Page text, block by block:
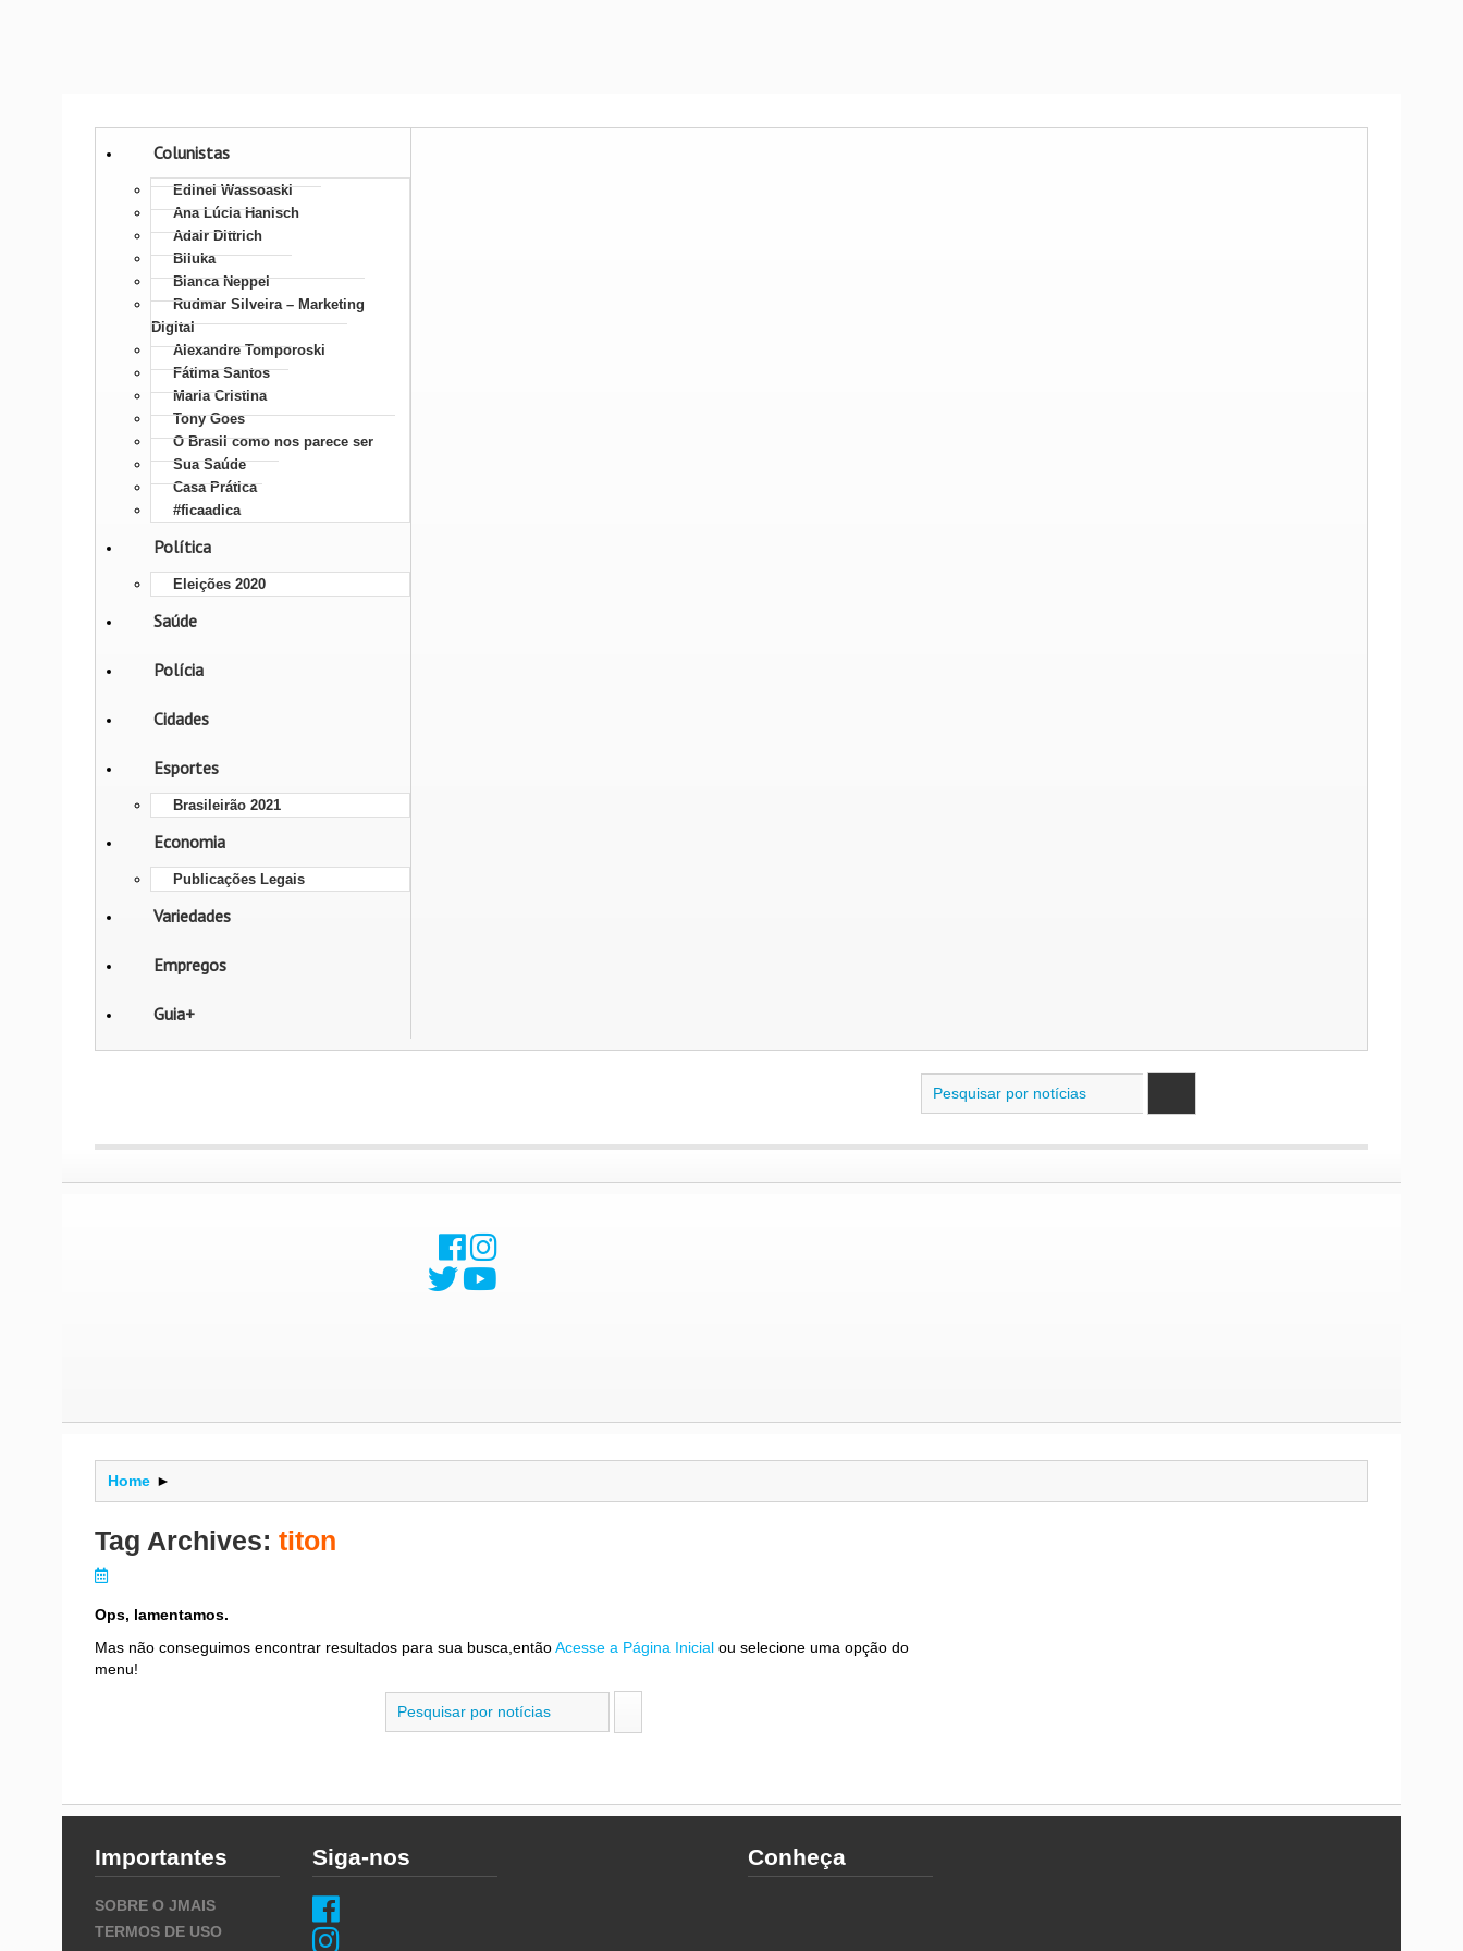
Colunistas
Edinei Wassoaski
Ana Lúcia Hanisch
Adair Dittrich
Biluka
Bianca Neppel
Rudmar Silveira – Marketing
Digital
Alexandre Tomporoski
Fátima Santos
Maria Cristina
Tony Goes
O Brasil como nos parece ser
Sua Saúde
Casa Prática
#ficaadica
Política
Eleições 2020
Saúde
Polícia
Cidades
Esportes
Brasileirão 2021
Economia
Publicações Legais
Variedades
Empregos
Guia+
Home ►
Tag Archives: titon
Ops, lamentamos.
Mas não conseguimos encontrar resultados para sua busca,entãoAcesse a Página Inicial ou selecione uma opção do
menu!
Importantes
SOBRE O JMAIS
TERMOS DE USO
Siga-nos Conheça